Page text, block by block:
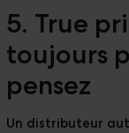
5. True
toujours
pensez
Un distributeur